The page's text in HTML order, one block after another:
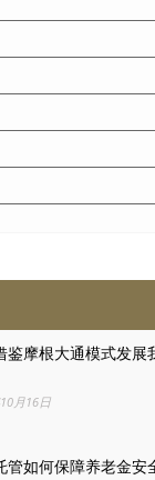
鉴摩根大通模式发展
月16日
管如何保障养老金安